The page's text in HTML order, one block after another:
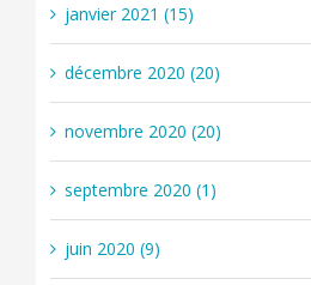
janvier 2021 (15)
décembre 2020 (20)
novembre 2020 (20)
septembre 2020 (1)
juin 2020 (9)